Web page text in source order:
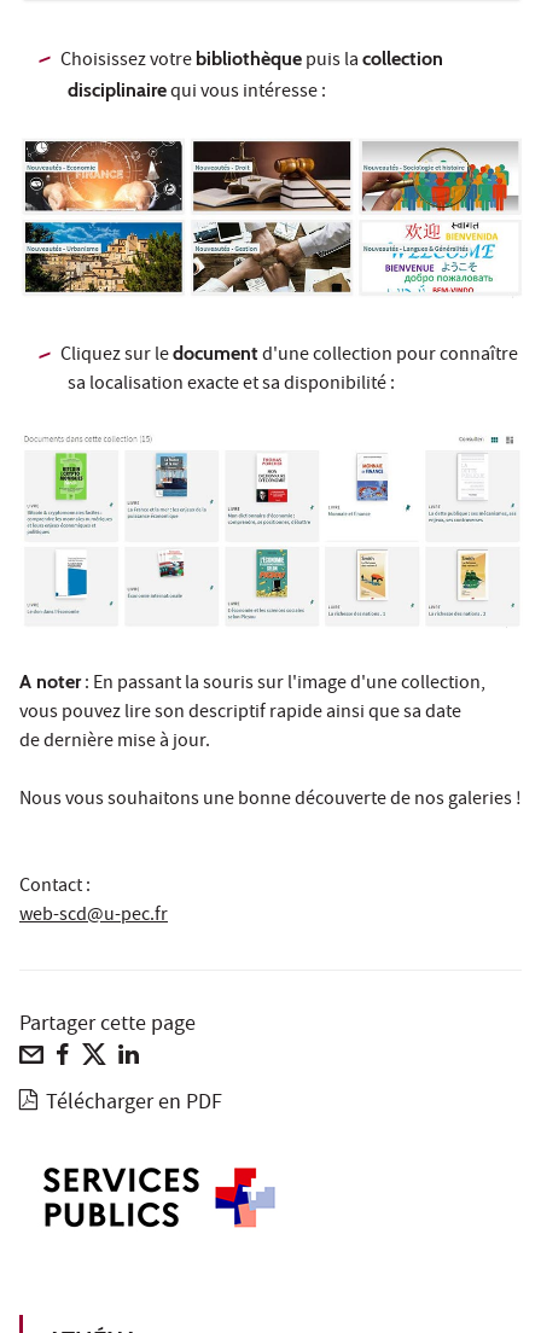
Choisissez votre bibliothèque puis lacollection
disciplinairequi vous intéresse :
Cliquez sur ledocumentd'une collection pour connaître
sa localisation exacte et sa disponibilité :
A noter: En passant la souris sur l'image d'une collection,
vous pouvez lire son descriptif rapide ainsi que sa date
de dernière mise à jour.
Nous vous souhaitons une bonne découverte de nos galeries !
Contact :
web-scd@u-pec.fr
Partager cette page
Télécharger en PDF